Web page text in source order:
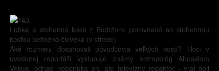
Lebka a stehenné kosti z Bodržomi porovnané so stehennou
kosťou bežného človeka (v strede)
Aké rozmery dosahovali pôvodcovia veľkých kostí? Hoci v
uvedenej reportáži vystupuje známy antropológ Abesalom
Vekua, odhad neponúka on, ale televízny redaktor - vraj boli